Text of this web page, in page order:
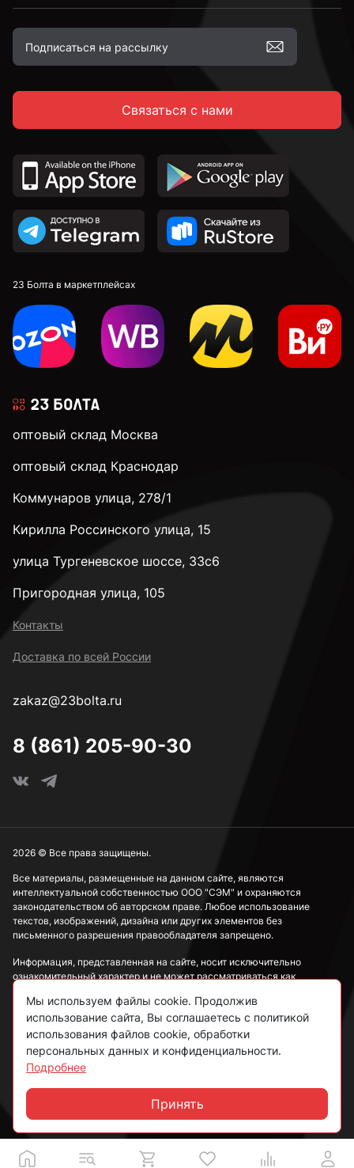
Связаться с нами
23 Болта в маркетплейсах
оптовый склад Москва
оптовый склад Краснодар
Коммунаров улица, 278/1
Кирилла Россинского улица, 15
улица Тургеневское шоссе, 33с6
Пригородная улица, 105
Контакты
Доставка по всей России
zakaz@23bolta.ru
8 (861) 205-90-30
Все материалы, размещенные на данном сайте, являются
интеллектуальной собственностью ООО "СЭМ" и охраняются
законодательством об авторском праве. Любое использование
текстов, изображений, дизайна или других элементов без
письменного разрешения правообладателя запрещено.
Информация, представленная на сайте, носит исключительно
ознакомительный характер и не может рассматриваться как
Политика конфиденциальности
Согласие на обработку данных
Пользовательское соглашение
2026 © Все права защищены.
Мы используем файлы cookie. Продолжив
использование сайта, Вы соглашаетесь с политикой
использования файлов cookie, обработки
персональных данных и конфиденциальности.
Подробнее
Принять